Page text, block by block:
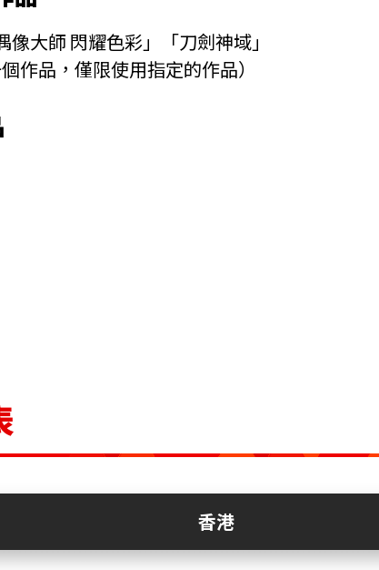
像大師 閃耀色彩」「刀劍神域」
作品，僅限使用指定的作品）
香港